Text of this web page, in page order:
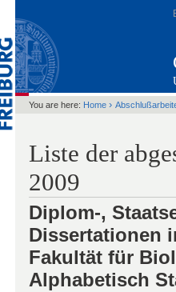
You are here: Home ›
Liste der
2009
Diplom-,
Dissertationen
Fakultät für
Alphabetisch